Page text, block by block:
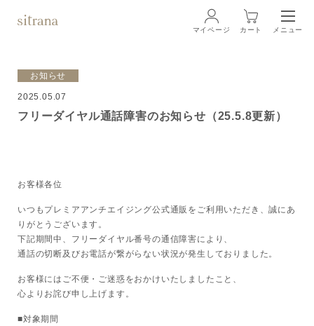
クリーム
ローション
クレンジング・洗顔料
マスク・スペシャルケア
マイページ カート メニュー
お知らせ
2025.05.07
フリーダイヤル通話障害のお知らせ（25.5.8更新）
お客様各位
いつもプレミアアンチエイジング公式通販をご利用いただき、誠にあ
りがとうございます。
下記期間中、フリーダイヤル番号の通信障害により、
通話の切断及びお電話が繋がらない状況が発生しておりました。
お客様にはご不便・ご迷惑をおかけいたしましたこと、
心よりお詫び申し上げます。
■対象期間